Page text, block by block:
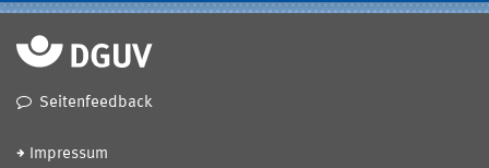
Seitenfeedback
Impressum